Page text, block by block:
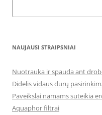
NAUJAUSI STRAIPSNIAI
Nuotrauka ir spauda ant
Didelis vidaus durų
Paveikslai namams suteikia
Aquaphor filtrai